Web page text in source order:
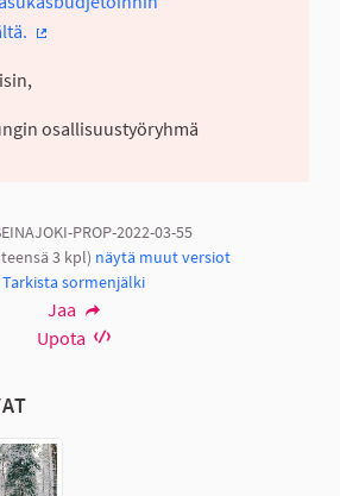
osallisuustyöryhmä
PROP-2022-03-55
3 kpl) näytä muut versiot
Tarkista sormenjälki
Jaa
Upota